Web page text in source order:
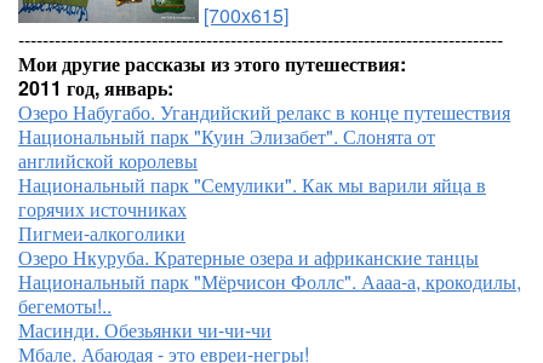
[700x615]
--------------------------------------------------------------------------------
Мои другие рассказы из этого путешествия:
2011 год, январь:
Озеро Набугабо. Угандийский релакс в конце путешествия
Национальный парк "Куин Элизабет". Слонята от
английской королевы
Национальный парк "Семулики". Как мы варили яйца в
горячих источниках
Пигмеи-алкоголики
Озеро Нкуруба. Кратерные озера и африканские танцы
Национальный парк "Мёрчисон Фоллс". Аааа-а, крокодилы,
бегемоты!..
Масинди. Обезьянки чи-чи-чи
Мбале. Абаюдая - это евреи-негры!